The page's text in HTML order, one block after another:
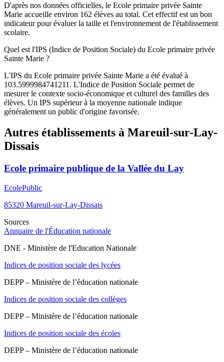
D'après nos données officielles, le Ecole primaire privée Sainte
Marie accueille environ 162 élèves au total. Cet effectif est un bon
indicateur pour évaluer la taille et l'environnement de l'établissement
scolaire.
Quel est l'IPS (Indice de Position Sociale) du Ecole primaire privée
Sainte Marie ?
L'IPS du Ecole primaire privée Sainte Marie a été évalué à
103.5999984741211. L'Indice de Position Sociale permet de
mesurer le contexte socio-économique et culturel des familles des
élèves. Un IPS supérieur à la moyenne nationale indique
généralement un public d'origine favorisée.
Autres établissements à Mareuil-sur-Lay-
Dissais
Ecole primaire publique de la Vallée du Lay
EcolePublic
85320 Mareuil-sur-Lay-Dissais
Sources
Annuaire de l'Éducation nationale
DNE - Ministère de l'Education Nationale
Indices de position sociale des lycées
DEPP – Ministère de l’éducation nationale
Indices de position sociale des collèges
DEPP – Ministère de l’éducation nationale
Indices de position sociale des écoles
DEPP – Ministère de l’éducation nationale